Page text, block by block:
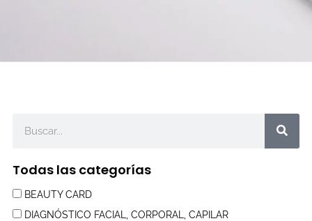
Todas las categorías
BEAUTY CARD
DIAGNÓSTICO FACIAL, CORPORAL, CAPILAR